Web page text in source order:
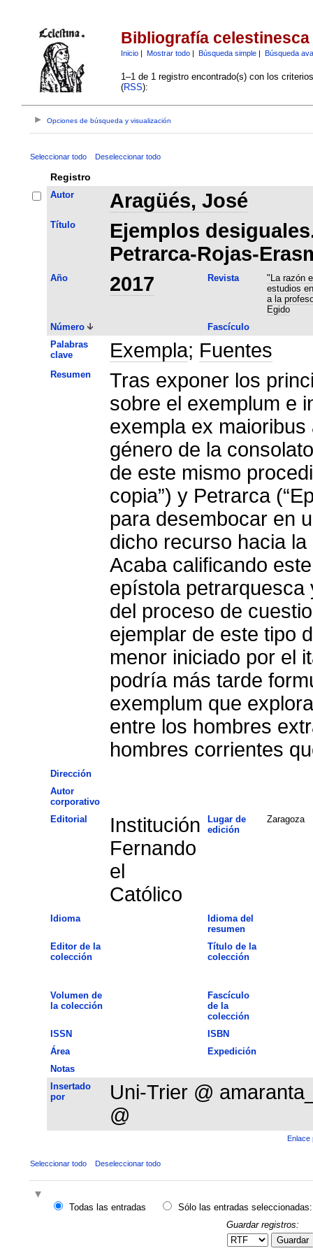
Bibliografía celestinesca
Inicio| Mostrar todo| Búsqueda simple| Búsqueda
1–1 de 1 registro encontrado(s) con los
(RSS):
Opciones de búsqueda y visualización
Seleccionar todo Deseleccionar todo
Registro
Autor Aragüés, José
Título
Ejemplos
Petrarca-Rojas-
Año 2017 Revista
"La razón
estudios
a la
Egido
Número
Fascículo
Palabras
clave
Exempla; Fuentes
Resumen
Tras exponer los
sobre el exemplum e
exempla ex
género de la
de este mismo
copia”) y Petrarca
para desembocar en
dicho recurso hacia
Acaba calificando
epístola petrarquesca
del proceso de
ejemplar de este tipo
menor iniciado por el
podría más tarde
exemplum que
entre los hombres
hombres corrientes
Dirección
Autor
corporativo
Editorial
Institución
Fernando
el
Católico
Lugar de
edición
Zaragoza
Idioma
Idioma del
resumen
Editor de la
colección
Título de la
colección
Volumen de
la colección
Fascículo
de la
colección
ISSN
ISBN
Área
Expedición
Notas
Insertado
por
Uni-Trier @
@
Enlace
Seleccionar todo Deseleccionar todo
Todas las entradas
Sólo las entradas seleccionadas:
Guardar registros:
Guardar